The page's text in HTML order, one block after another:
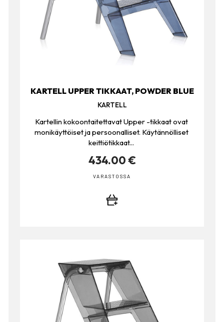
KARTELL UPPER TIKKAAT, POWDER BLUE
KARTELL
Kartellin kokoontaitettavat Upper -tikkaat ovat
monikäyttöiset ja persoonalliset. Käytännölliset
keittiötikkaat...
434.00 €
VARASTOSSA